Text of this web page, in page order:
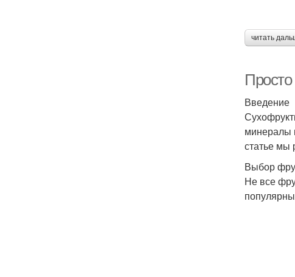
читать
Введение
минералы
статье мы
Выбор
Не все